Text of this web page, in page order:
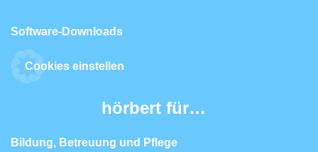
Software-Downloads
Cookies einstellen
hörbert für…
Bildung, Betreuung und Pflege